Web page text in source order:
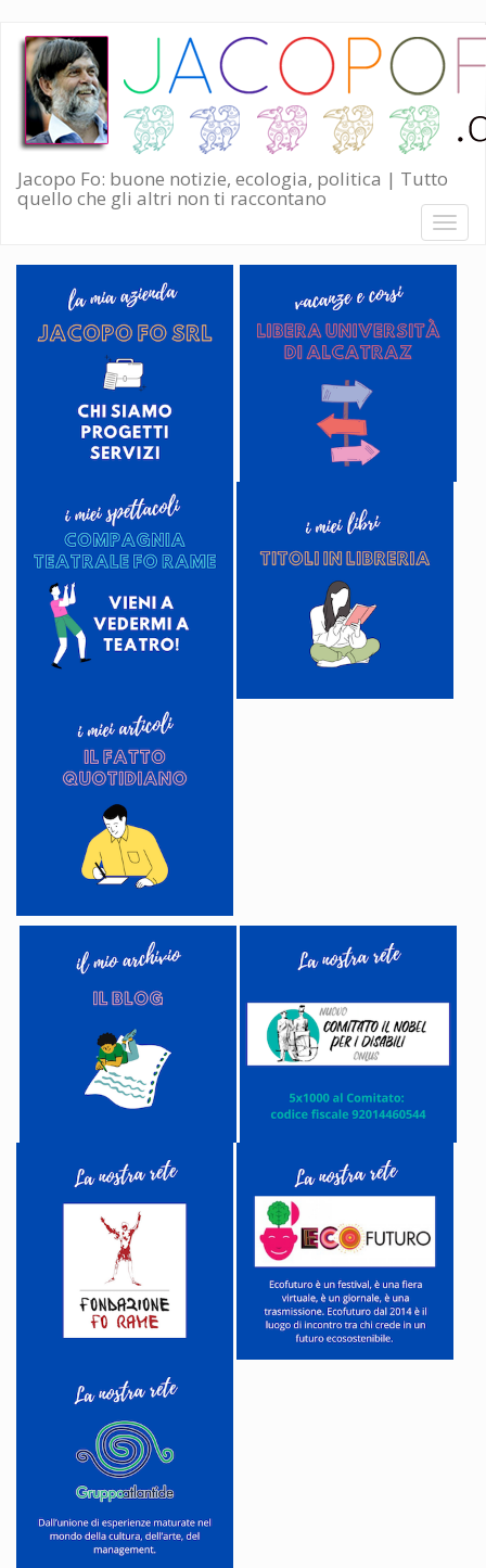
Salta
contenuto
principale
Jacopo Fo: buone notizie, ecologia, politica | Tutto
quello che gli altri non ti raccontano
Toggle